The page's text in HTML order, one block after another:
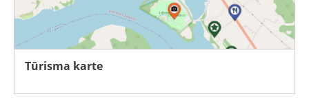
Tūrisma karte